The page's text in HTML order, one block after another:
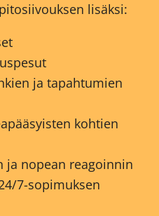
lisäksi:
ja tapahtumien
kohtien
ja nopean reagoinnin
7-sopimuksen